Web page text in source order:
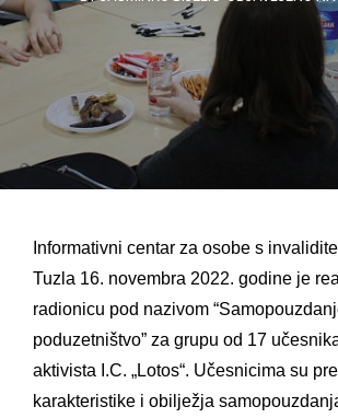
Informativni centar za osobe s
Tuzla 16. novembra 2022. godine je
radionicu pod nazivom
poduzetništvo” za grupu od 17
aktivista I.C. „Lotos“. Učesnicima su
karakteristike i obilježja